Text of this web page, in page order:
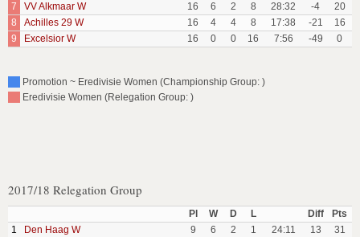
7
VV Alkmaar W 16 6 2 8 28:32 -4
20
8
Achilles 29 W 16 4 4 8 17:38 -21
16
9
Excelsior W 16 0 0 16 7:56 -49 0
Promotion ~ Eredivisie Women (Championship Group: )
Eredivisie Women (Relegation Group: )
2017/18 Relegation Group
Pl W D L Diff
Pts
1
Den Haag W 9 6 2 1 24:11 13
31